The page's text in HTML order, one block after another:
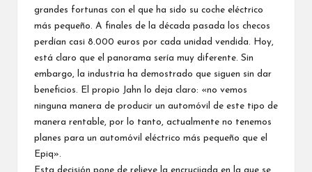
grandes fortunas con el que ha sido su coche eléctrico
más pequeño. A finales de la década pasada los checos
perdían casi 8.000 euros por cada unidad vendida. Hoy,
está claro que el panorama sería muy diferente. Sin
embargo, la industria ha demostrado que siguen sin dar
beneficios. El propio Jahn lo deja claro: «no vemos
ninguna manera de producir un automóvil de este tipo de
manera rentable, por lo tanto, actualmente no tenemos
planes para un automóvil eléctrico más pequeño que el
Epiq».
Esta decisión pone de relieve la encrucijada en la que se